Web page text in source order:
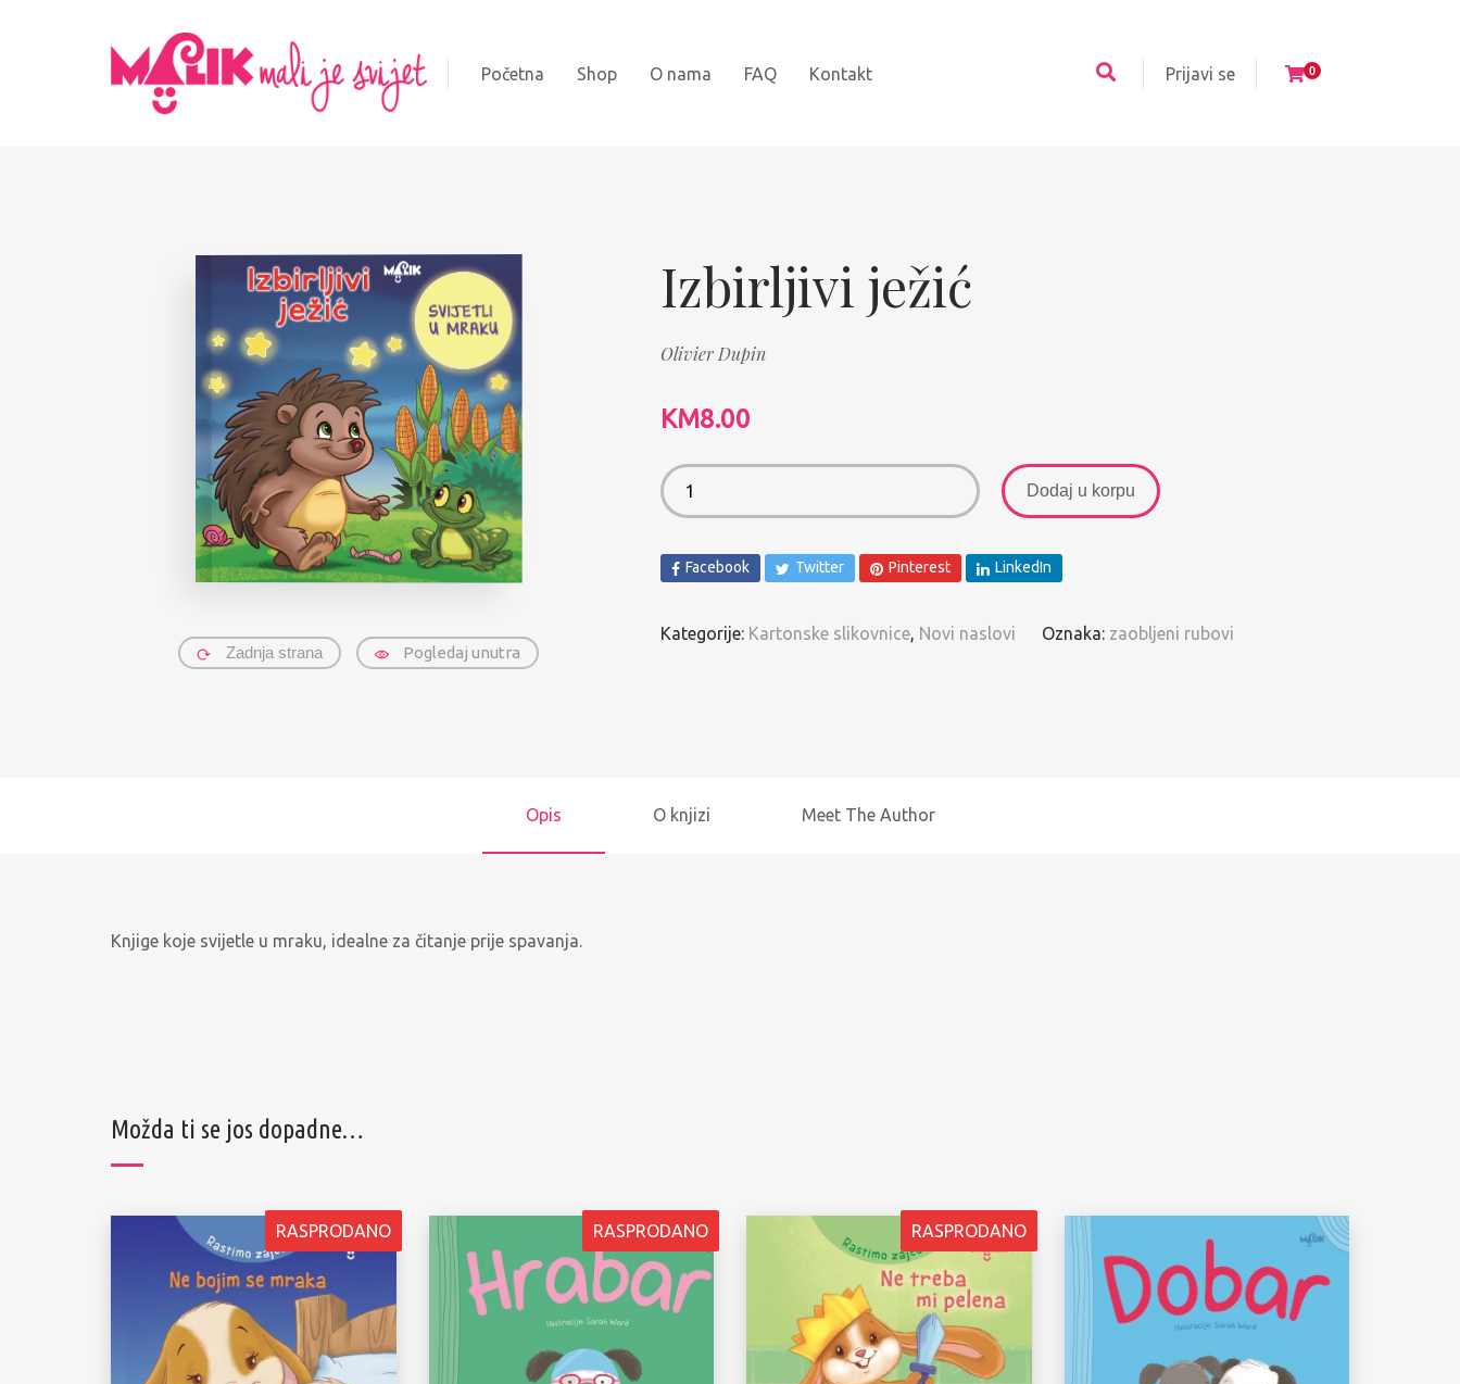
Početna Shop
Kartonske slikovnice
Najprodavanije
Spomenari i Vježbanke
O nama FAQ Kontakt Prijavi se 0
Zadnja strana Pogledaj unutra
Izbirljivi ježić
Olivier Dupin
KM8.00
Dodaj u korpu
Facebook Twitter Pinterest LinkedIn
Kategorije: Kartonske slikovnice Novi naslovi Oznaka: zaobljeni rubovi
Opis O knjizi Meet The Author
Knjige koje svijetle u mraku, idealne za čitanje prije spavanja.
Možda ti se jos dopadne…
RASPRODANO RASPRODANO RASPRODANO